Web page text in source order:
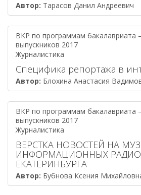
Автор: Тарасов Данил Андреевич
ВКР по программам бакалавриата
выпускников 2017
Журналистика
Специфика репортажа в
Автор: Блохина Анастасия
ВКР по программам бакалавриата
выпускников 2017
Журналистика
ВЕРСТКА НОВОСТЕЙ НА
ИНФОРМАЦИОННЫХ
ЕКАТЕРИНБУРГА
Автор: Бубнова Ксения